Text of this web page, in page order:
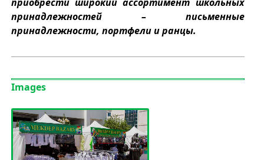
принадлежностей – письменные
принадлежности, портфели и ранцы.
Images